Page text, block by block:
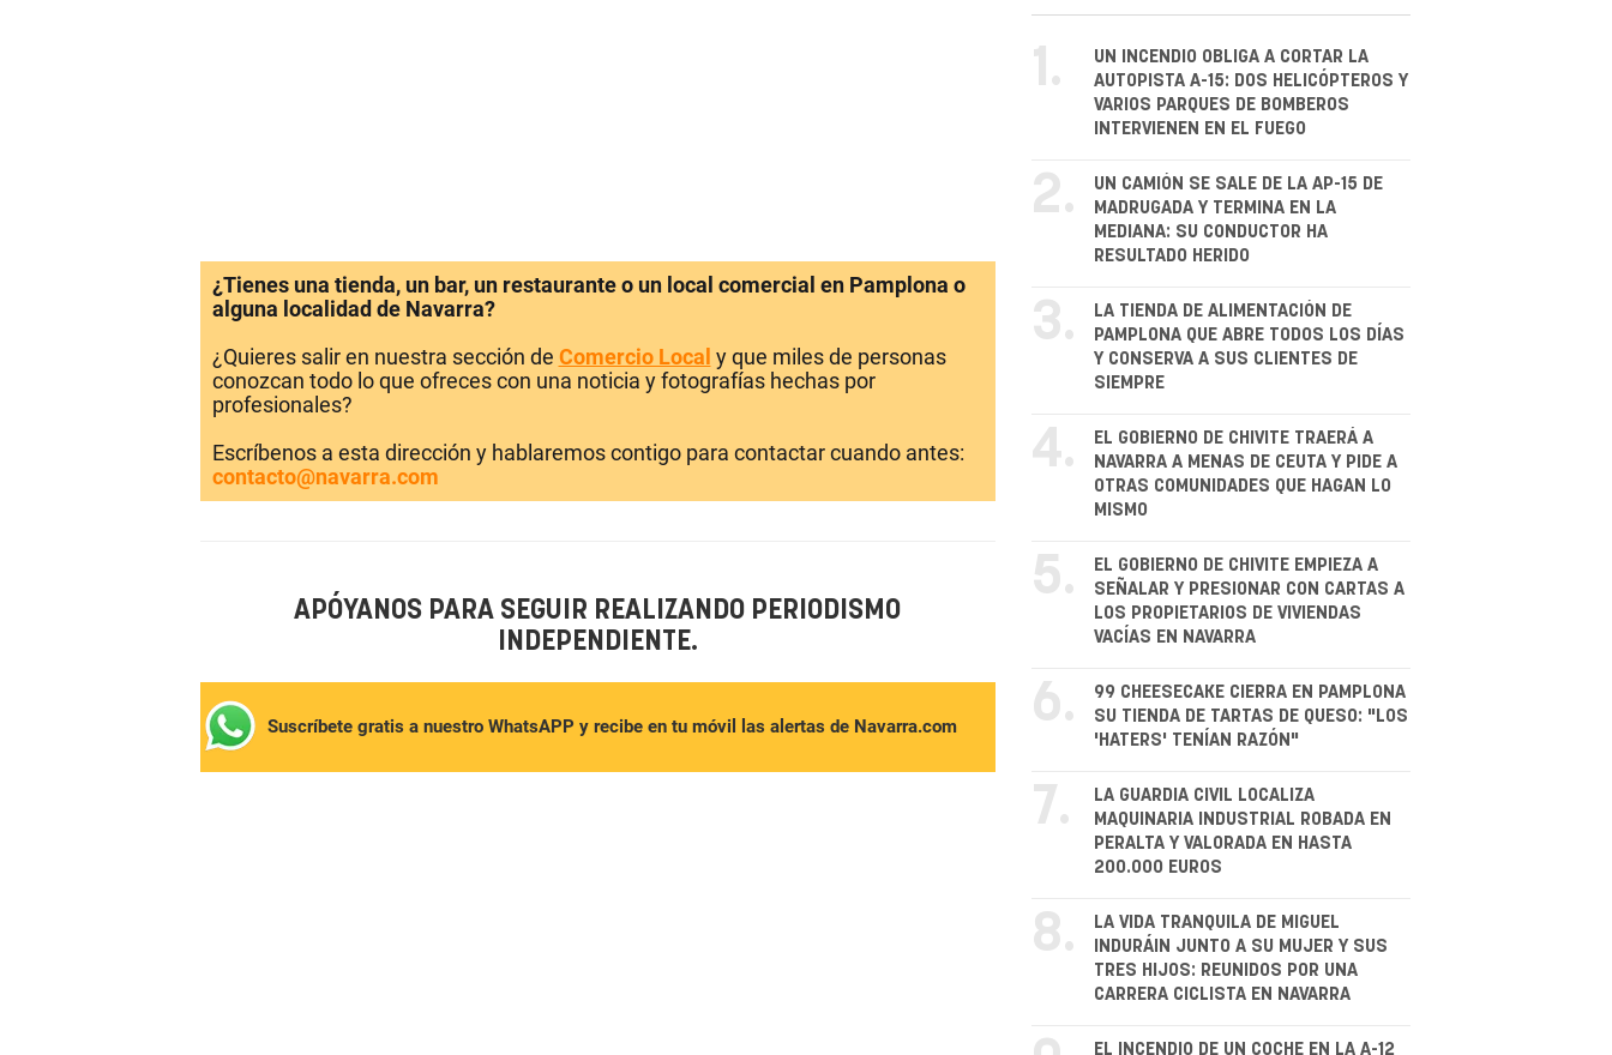
¿Tienes una tienda, un bar, un restaurante o un local comercial en Pamplona o
alguna localidad de Navarra?
¿Quieres salir en nuestra sección de Comercio Local y que miles de personas
conozcan todo lo que ofreces con una noticia y fotografías hechas por
profesionales?
Escríbenos a esta dirección y hablaremos contigo para contactar cuando antes:
contacto@navarra.com
APÓYANOS PARA SEGUIR REALIZANDO PERIODISMO
INDEPENDIENTE.
Suscríbete gratis a nuestro WhatsAPP y recibe en tu móvil las alertas de Navarra.com
1.
UN INCENDIO OBLIGA A CORTAR LA
AUTOPISTA A-15: DOS HELICÓPTEROS Y
VARIOS PARQUES DE BOMBEROS
INTERVIENEN EN EL FUEGO
2.
UN CAMIÓN SE SALE DE LA AP-15 DE
MADRUGADA Y TERMINA EN LA
MEDIANA: SU CONDUCTOR HA
RESULTADO HERIDO
3.
LA TIENDA DE ALIMENTACIÓN DE
PAMPLONA QUE ABRE TODOS LOS DÍAS
Y CONSERVA A SUS CLIENTES DE
SIEMPRE
4.
EL GOBIERNO DE CHIVITE TRAERÁ A
NAVARRA A MENAS DE CEUTA Y PIDE A
OTRAS COMUNIDADES QUE HAGAN LO
MISMO
5.
EL GOBIERNO DE CHIVITE EMPIEZA A
SEÑALAR Y PRESIONAR CON CARTAS A
LOS PROPIETARIOS DE VIVIENDAS
VACÍAS EN NAVARRA
6.
99 CHEESECAKE CIERRA EN PAMPLONA
SU TIENDA DE TARTAS DE QUESO: "LOS
'HATERS' TENÍAN RAZÓN"
7.
LA GUARDIA CIVIL LOCALIZA
MAQUINARIA INDUSTRIAL ROBADA EN
PERALTA Y VALORADA EN HASTA
200.000 EUROS
8.
LA VIDA TRANQUILA DE MIGUEL
INDURÁIN JUNTO A SU MUJER Y SUS
TRES HIJOS: REUNIDOS POR UNA
CARRERA CICLISTA EN NAVARRA
EL INCENDIO DE UN COCHE EN LA A-12